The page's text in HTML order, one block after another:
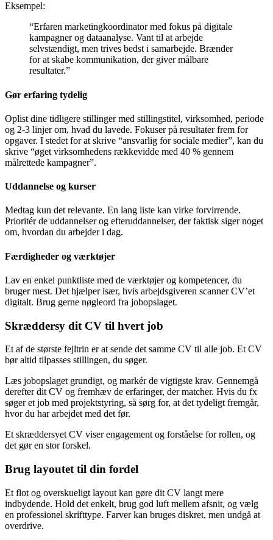
Eksempel:
“Erfaren marketingkoordinator med fokus på digitale
kampagner og dataanalyse. Vant til at arbejde
selvstændigt, men trives bedst i samarbejde. Brænder
for at skabe kommunikation, der giver målbare
resultater.”
Gør erfaring tydelig
Oplist dine tidligere stillinger med stillingstitel, virksomhed, periode
og 2-3 linjer om, hvad du lavede. Fokuser på resultater frem for
opgaver. I stedet for at skrive “ansvarlig for sociale medier”, kan du
skrive “øget virksomhedens rækkevidde med 40 % gennem
målrettede kampagner”.
Uddannelse og kurser
Medtag kun det relevante. En lang liste kan virke forvirrende.
Prioritér de uddannelser og efteruddannelser, der faktisk siger noget
om, hvordan du arbejder i dag.
Færdigheder og værktøjer
Lav en enkel punktliste med de værktøjer og kompetencer, du
bruger mest. Det hjælper især, hvis arbejdsgiveren scanner CV’et
digitalt. Brug gerne nøgleord fra jobopslaget.
Skræddersy dit CV til hvert job
Et af de største fejltrin er at sende det samme CV til alle job. Et CV
bør altid tilpasses stillingen, du søger.
Læs jobopslaget grundigt, og markér de vigtigste krav. Gennemgå
derefter dit CV og fremhæv de erfaringer, der matcher. Hvis du fx
søger et job med projektstyring, så sørg for, at det tydeligt fremgår,
hvor du har arbejdet med det før.
Et skræddersyet CV viser engagement og forståelse for rollen, og
det gør en stor forskel.
Brug layoutet til din fordel
Et flot og overskueligt layout kan gøre dit CV langt mere
indbydende. Hold det enkelt, brug god luft mellem afsnit, og vælg
en professionel skrifttype. Farver kan bruges diskret, men undgå at
overdrive.